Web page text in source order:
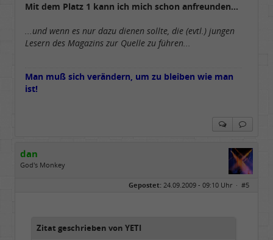
Dabei seit:
02 / 2007
Mit dem Platz 1 kann ich mich schon anfreunden...
...und wenn es nur dazu dienen sollte, die (evtl.) jungen
Lesern des Magazins zur Quelle zu führen...
Man muß sich verändern, um zu bleiben wie man
ist!
dan
God's Monkey
Gepostet: 24.09.2009 - 09:10 Uhr · #5
Zitat geschrieben von YETI